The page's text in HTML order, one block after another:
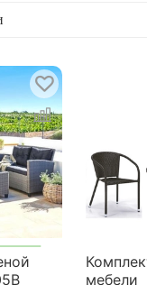
мебели